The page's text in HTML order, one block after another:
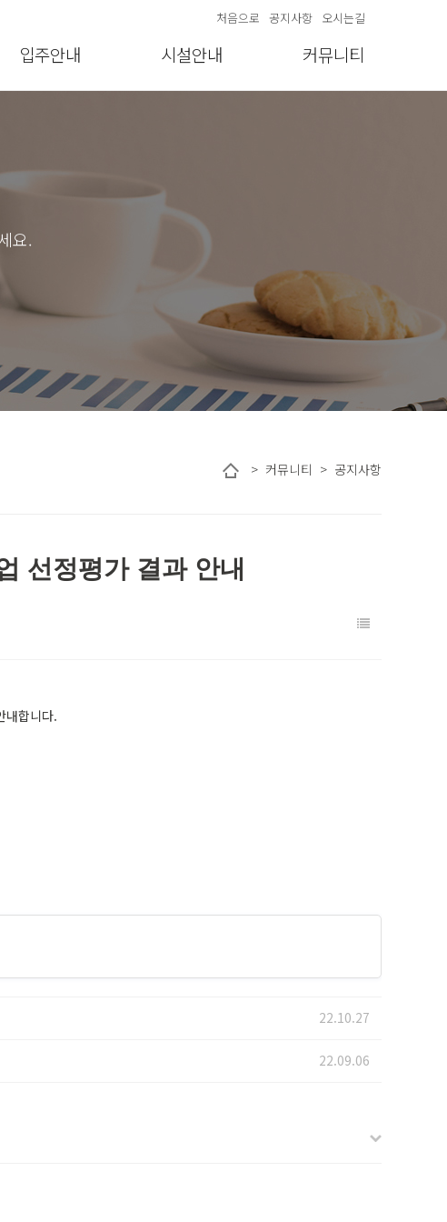
처음으로 공지사항 오시는길
입주안내 시설안내 커뮤니티
요.
> 커뮤니티 > 공지사항
선정평가 결과 안내
내합니다.
22.10.27
22.09.06